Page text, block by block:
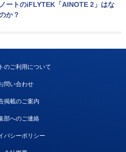
ートのiFLYTEK「AINOTE 2」はな
か？
のご利用について
問い合わせ
掲載のご案内
部へのご連絡
バシーポリシー